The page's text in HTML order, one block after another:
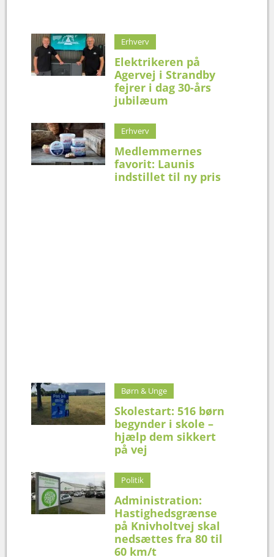
Erhverv
Elektrikeren på
Agervej i Strandby
fejrer i dag 30-års
jubilæum
Erhverv
Medlemmernes
favorit: Launis
indstillet til ny pris
Børn & Unge
Skolestart: 516 børn
begynder i skole –
hjælp dem sikkert
på vej
Politik
Administration:
Hastighedsgrænse
på Knivholtvej skal
nedsættes fra 80 til
60 km/t